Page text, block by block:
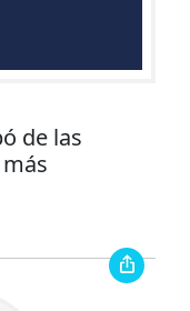
de las